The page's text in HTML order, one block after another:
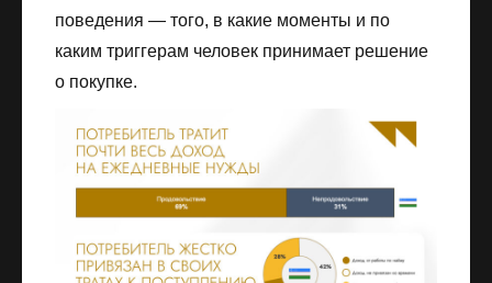
поведения — того, в какие моменты и по
каким триггерам человек принимает решение
о покупке.